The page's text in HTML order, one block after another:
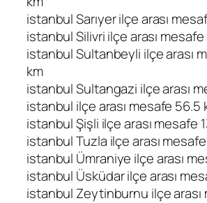
istanbul Sarıyer ilçe arası
istanbul Silivri ilçe arası
istanbul Sultanbeyli ilçe arası
km
istanbul Sultangazi ilçe arası
istanbul ilçe arası mesafe 56.5
istanbul Şişli ilçe arası mesafe
istanbul Tuzla ilçe arası
istanbul Ümraniye ilçe arası
istanbul Üsküdar ilçe arası
istanbul Zeytinburnu ilçe arası